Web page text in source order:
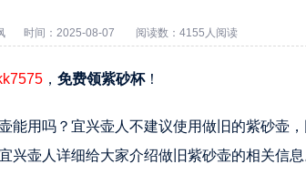
时间：2025-08-07 阅读数： 4155人阅读
， 免费领紫砂杯！
能用吗？宜兴壶人不建议使用做旧的紫砂壶
兴壶人详细给大家介绍做旧紫砂壶的相关信息